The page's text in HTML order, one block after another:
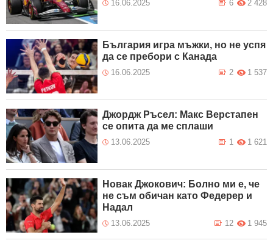
16.06.2025 2 428
6
България игра мъжки, но не успя
да се пребори с Канада
16.06.2025 1 537
2
Джордж Ръсел: Макс Верстапен
се опита да ме сплаши
13.06.2025 1 621
1
Новак Джокович: Болно ми е, че
не съм обичан като Федерер и
Надал
13.06.2025 1 945
12